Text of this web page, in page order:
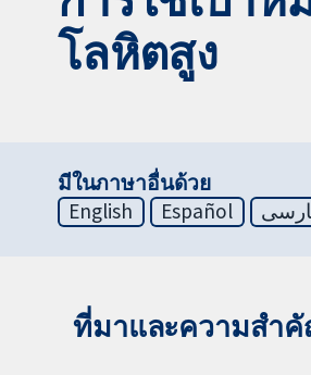
โลหิตสูง
มีในภาษาอื่นด้วย
English
Español
ที่มาและความสำ